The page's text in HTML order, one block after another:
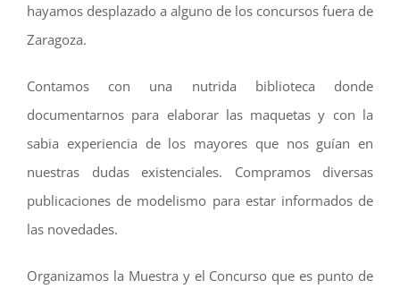
hayamos desplazado a alguno de los concursos fuera de
Zaragoza.
Contamos con una nutrida biblioteca donde
documentarnos para elaborar las maquetas y con la
sabia experiencia de los mayores que nos guían en
nuestras dudas existenciales. Compramos diversas
publicaciones de modelismo para estar informados de
las novedades.
Organizamos la Muestra y el Concurso que es punto de